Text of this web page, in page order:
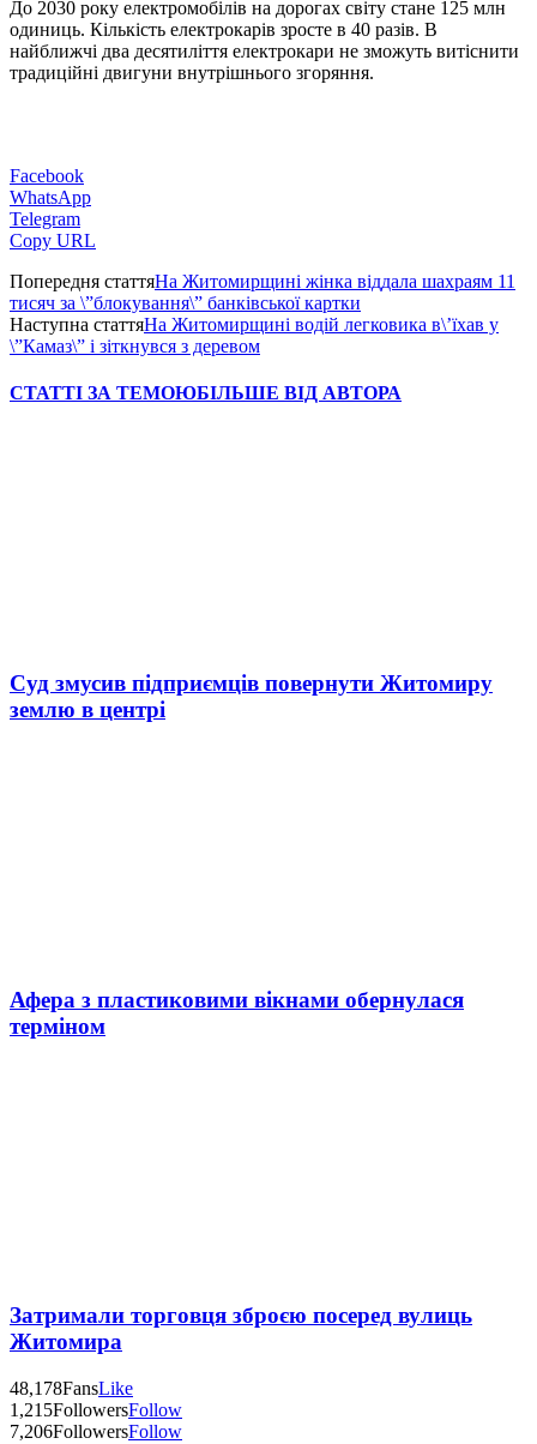
До 2030 року електромобілів на дорогах світу стане 125 млн
одиниць. Кількість електрокарів зросте в 40 разів. В
найближчі два десятиліття електрокари не зможуть витіснити
традиційні двигуни внутрішнього згоряння.
Facebook
WhatsApp
Telegram
Copy URL
Попередня статтяНа Житомирщині жінка віддала шахраям 11
тисяч за \”блокування\” банківської картки
Наступна статтяНа Житомирщині водій легковика в\’їхав у
\”Камаз\” і зіткнувся з деревом
СТАТТІ ЗА ТЕМОЮБІЛЬШЕ ВІД АВТОРА
Суд змусив підприємців повернути Житомиру
землю в центрі
Афера з пластиковими вікнами обернулася
терміном
Затримали торговця зброєю посеред вулиць
Житомира
48,178FansLike
1,215FollowersFollow
7,206FollowersFollow